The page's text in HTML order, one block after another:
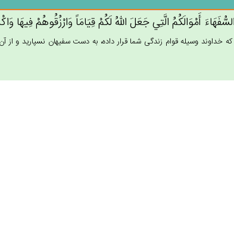
أَمْوَالَكُم‌ُ الَّتِي‌ جَعَل‌َ الله‌ُ لَكُم‌ْ قِيَامَاً وَارْزُقُوهُم‌ْ فِيهَا
كه خداوند وسيله قوام زندگى شما قرار داده، به دست سفيهان نسپاريد و از